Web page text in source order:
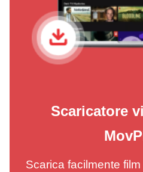
Scaricatore
Scarica facilmente